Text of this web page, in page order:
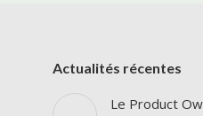
Actualités récentes
Le Product